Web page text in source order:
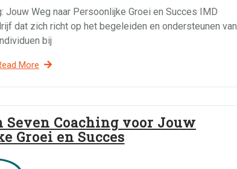
Jouw Weg naar Persoonlijke Groei en Succes IMD
dat zich richt op het begeleiden en ondersteunen van
bij
More
Seven Coaching voor Jouw
Groei en Succes